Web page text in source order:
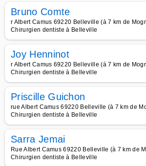
Bruno Comte
r Albert Camus 69220 Belleville (à 7 km de
Chirurgien dentiste à Belleville
Joy Henninot
r Albert Camus 69220 Belleville (à 7 km de
Chirurgien dentiste à Belleville
Priscille Guichon
rue Albert Camus 69220 Belleville (à 7 km de
Chirurgien dentiste à Belleville
Sarra Jemai
Rue Albert Camus 69220 Belleville (à 7 km de
Chirurgien dentiste à Belleville